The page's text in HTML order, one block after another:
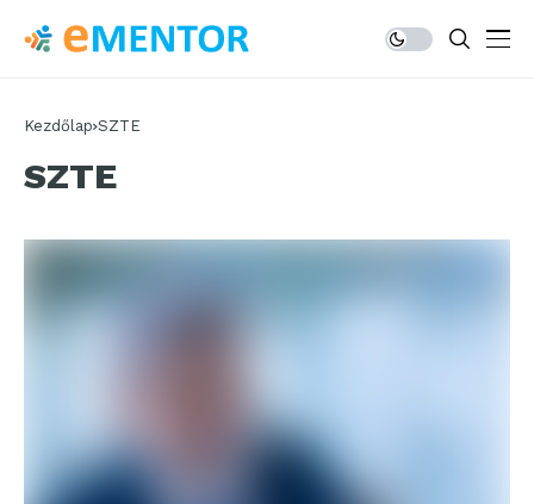
Kezdőlap SZTE
SZTE